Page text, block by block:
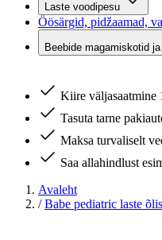
Laste voodipesu
Öösärgid, pidžaamad,
Beebide magamiskotid
Kiire väljasaatmine
Tasuta tarne
Maksa turvaliselt
Saa allahindlust
Avaleht
/ Babe pediatric laste